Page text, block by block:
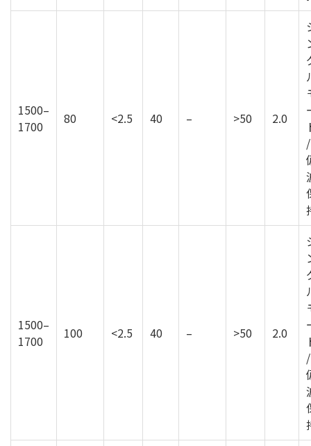
1500–
1700
80 <2.5 40 – >50 2.0
/
1500–
1700
100 <2.5 40 – >50 2.0
/